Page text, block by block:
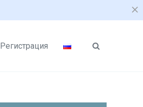
Регистрация